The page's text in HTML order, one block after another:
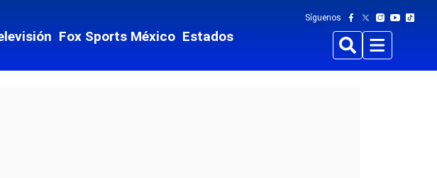
Fox Sports México Estados
Síguenos
BuscarMenu